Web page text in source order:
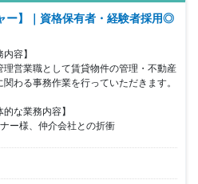
ー】｜資格保有者・経験者採用◎
内容】
理営業職として賃貸物件の管理・不動産
関わる事務作業を行っていただきます。
的な業務内容】
ー様、仲介会社との折衝